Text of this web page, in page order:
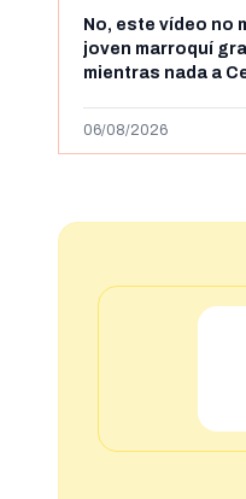
No, este vídeo no
joven marroquí
mientras nada a
más de 450km de
06/08/2026